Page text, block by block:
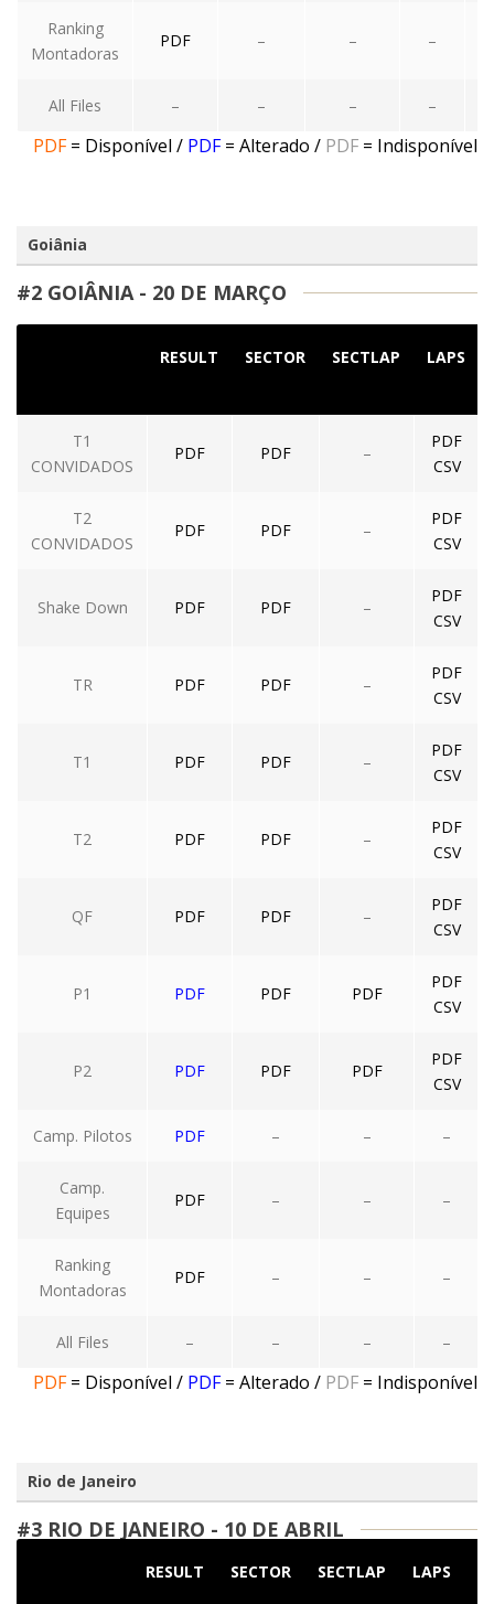
Ranking
Montadoras
PDF – – –
All Files – – – –
PDF = Disponível / PDF = Alterado / PDF = Indisponível
Goiânia
#2 GOIÂNIA - 20 DE MARÇO
RESULT SECTOR SECTLAP LAPS
T1
CONVIDADOS
PDF PDF –
PDF
CSV
T2
CONVIDADOS
PDF PDF –
PDF
CSV
Shake Down PDF PDF –
PDF
CSV
TR PDF PDF –
PDF
CSV
T1 PDF PDF –
PDF
CSV
T2 PDF PDF –
PDF
CSV
QF PDF PDF –
PDF
CSV
P1 PDF PDF PDF
PDF
CSV
P2 PDF PDF PDF
PDF
CSV
Camp. Pilotos PDF – – –
Camp.
Equipes
PDF – – –
Ranking
Montadoras
PDF – – –
All Files – – – –
PDF = Disponível / PDF = Alterado / PDF = Indisponível
Rio de Janeiro
#3 RIO DE JANEIRO - 10 DE ABRIL
RESULT SECTOR SECTLAP LAPS